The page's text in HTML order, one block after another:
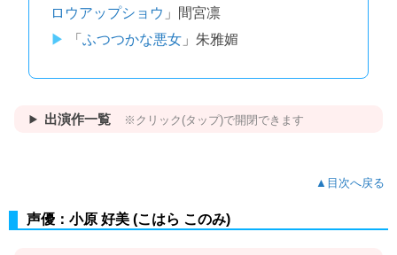
ロウアップショウ 」間宮凛
「 ふつつかな悪女」朱雅媚
出演作一覧 ※クリック(タップ)で開閉できます
▲目次へ戻る
声優：小原 好美 (こはら このみ)